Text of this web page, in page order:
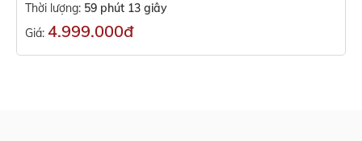
Thời lượng: 59 phút 13 giây
Giá: 4.999.000đ